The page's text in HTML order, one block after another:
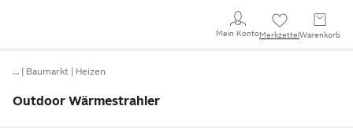
Mein KontoMerkzettel Warenkorb
… Baumarkt Heizen
Outdoor Wärmestrahler